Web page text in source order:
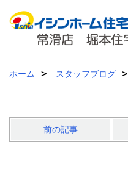
ホーム スタッフブログ
前の記事